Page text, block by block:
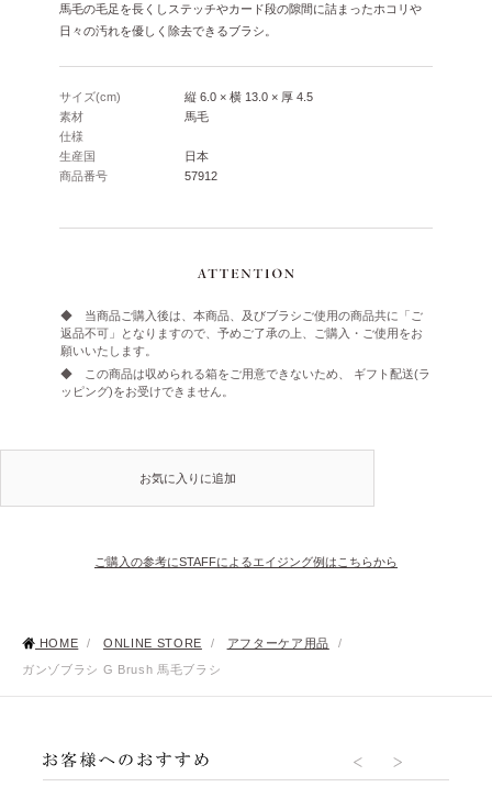
馬毛の毛足を長くしステッチやカード段の隙間に詰まったホコリや
日々の汚れを優しく除去できるブラシ。
サイズ(cm)
縦 6.0 × 横 13.0 × 厚 4.5
素材
馬毛
仕様
生産国
日本
商品番号
57912
◆ 当商品ご購入後は、本商品、及びブラシご使用の商品共に「ご
返品不可」となりますので、予めご了承の上、ご購入・ご使用をお
願いいたします。
◆ この商品は収められる箱をご用意できないため、 ギフト配送(ラ
ッピング)をお受けできません。
お気に入りに追加
ご購入の参考にSTAFFによるエイジング例はこちらから
HOME / ONLINE STORE / アフターケア用品
/
ガンゾブラシ G Brush 馬毛ブラシ